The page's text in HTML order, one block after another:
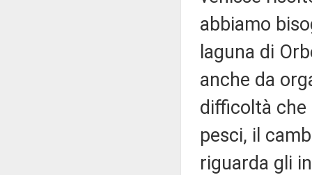
abbiamo
laguna di
anche da
difficoltà che
pesci, il
riguarda gli